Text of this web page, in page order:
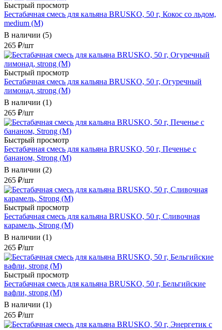
Быстрый просмотр
Бестабачная смесь для кальяна BRUSKO, 50 г, Кокос со льдом,
medium (М)
В наличии (5)
265 ₽/шт
Быстрый просмотр
Бестабачная смесь для кальяна BRUSKO, 50 г, Огуречный
лимонад, strong (М)
В наличии (1)
265 ₽/шт
Быстрый просмотр
Бестабачная смесь для кальяна BRUSKO, 50 г, Печенье с
бананом, Strong (М)
В наличии (2)
265 ₽/шт
Быстрый просмотр
Бестабачная смесь для кальяна BRUSKO, 50 г, Сливочная
карамель, Strong (М)
В наличии (1)
265 ₽/шт
Быстрый просмотр
Бестабачная смесь для кальяна BRUSKO, 50 г, Бельгийские
вафли, strong (М)
В наличии (1)
265 ₽/шт